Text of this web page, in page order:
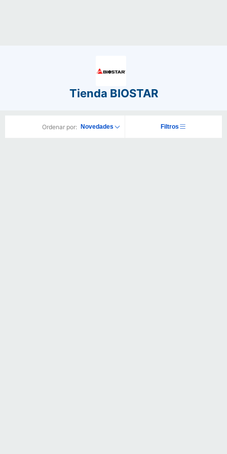
Tienda BIOSTAR
Ordenar por: Novedades Filtros